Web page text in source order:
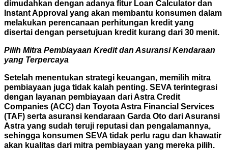
dimudahkan dengan adanya fitur Loan Calculator dan
Instant Approval yang akan membantu konsumen dalam
melakukan perencanaan perhitungan kredit yang
disertai dengan persetujuan kredit kurang dari 30 menit.
Pilih Mitra Pembiayaan Kredit dan Asuransi Kendaraan
yang Terpercaya
Setelah menentukan strategi keuangan, memilih mitra
pembiayaan juga tidak kalah penting. SEVA terintegrasi
dengan layanan pembiayaan dari Astra Credit
Companies (ACC) dan Toyota Astra Financial Services
(TAF) serta asuransi kendaraan Garda Oto dari Asuransi
Astra yang sudah teruji reputasi dan pengalamannya,
sehingga konsumen SEVA tidak perlu ragu dan khawatir
akan kualitas dari mitra pembiayaan yang mereka pilih.